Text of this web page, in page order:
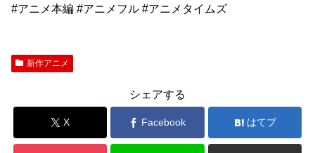
#アニメ本編 #アニメフル #アニメタイムズ
新作アニメ
シェアする
X Facebook はてブ